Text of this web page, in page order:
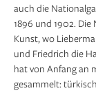
auch die
1896 und 1902.
Kunst, wo
und Friedrich die
hat von Anfang an
gesammelt: